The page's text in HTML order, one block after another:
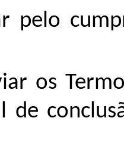
pelo
os
de